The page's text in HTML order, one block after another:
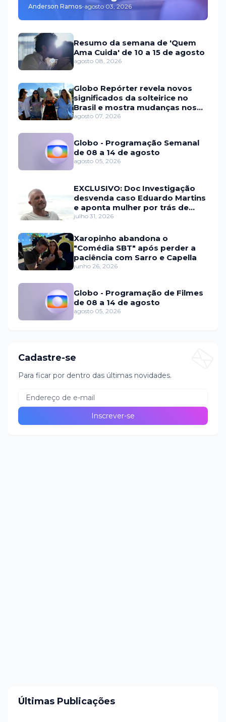
Anderson Ramos-agosto 03, 2026
Resumo da semana de 'Quem
Ama Cuida' de 10 a 15 de agosto
agosto 08, 2026
Globo Repórter revela novos
significados da solteirice no
Brasil e mostra mudanças nos
relacionamentos
agosto 07, 2026
Globo - Programação Semanal
de 08 a 14 de agosto
agosto 05, 2026
EXCLUSIVO: Doc Investigação
desvenda caso Eduardo Martins
e aponta mulher por trás de
fraude internacional
julho 31, 2026
Xaropinho abandona o
"Comédia SBT" após perder a
paciência com Sarro e Capella
junho 26, 2026
Globo - Programação de Filmes
de 08 a 14 de agosto
agosto 05, 2026
Cadastre-se
Para ficar por dentro das últimas novidades.
Últimas Publicações